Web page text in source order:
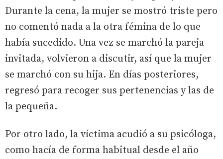
Durante la cena, la mujer se mostró triste pero
no comentó nada a la otra fémina de lo que
había sucedido. Una vez se marchó la pareja
invitada, volvieron a discutir, así que la mujer
se marchó con su hija. En días posteriores,
regresó para recoger sus pertenencias y las de
la pequeña.
Por otro lado, la víctima acudió a su psicóloga,
como hacía de forma habitual desde el año